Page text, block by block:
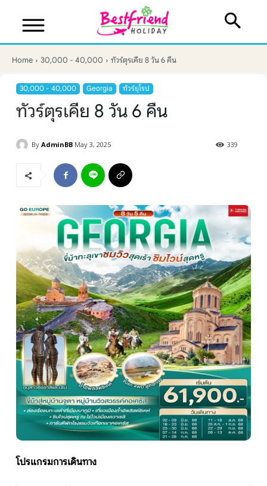
บริษัทเบสเฟรนด์ ฮอลิเดย์
เส้นทางที่ต้องการ
หน้าแรก
ทัวร์ต่างประเทศ
จัดกรุ๊ปต่างประเทศ
โปรไฟไหม้
ทัวร์ในประเทศ
Home 30,000 - 40,000 ทัวร์ตุรเคีย 8 วัน 6 คืน
30,000 - 40,000 Georgia ทัวร์ยุโรป
ทัวร์ตุรเคีย 8 วัน 6 คืน
By AdminBB May 3, 2025 339
โปรแกรมการเดินทาง